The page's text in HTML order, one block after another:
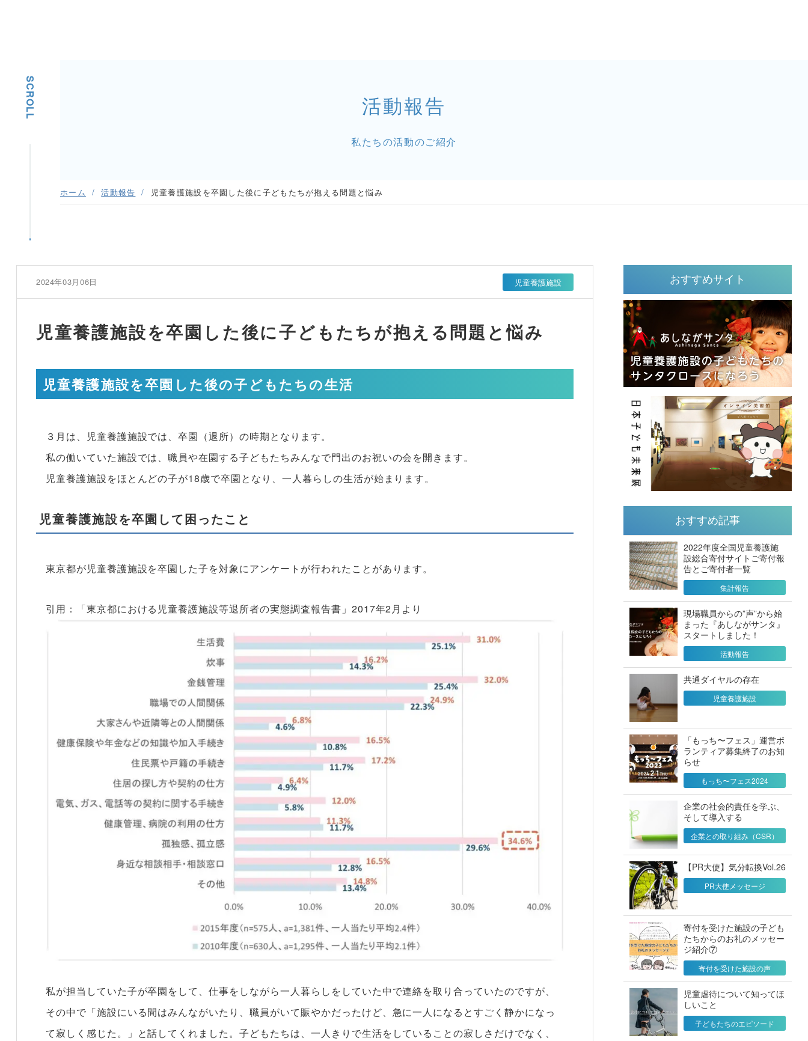
SCROLL 活動報告
私たちの活動のご紹介
ホーム 活動報告 児童養護施設を卒園した後に子どもたちが抱える問題と悩み
2024年03月06日 児童養護施設
児童養護施設を卒園した後に子どもたちが抱える問題と悩み
児童養護施設を卒園した後の子どもたちの生活
３月は、児童養護施設では、卒園（退所）の時期となります。
私の働いていた施設では、職員や在園する子どもたちみんなで門出のお祝いの会を開きます。
児童養護施設をほとんどの子が18歳で卒園となり、一人暮らしの生活が始まります。
児童養護施設を卒園して困ったこと
東京都が児童養護施設を卒園した子を対象にアンケートが行われたことがあります。
引用：「東京都における児童養護施設等退所者の実態調査報告書」2017年2月より
私が担当していた子が卒園をして、仕事をしながら一人暮らしをしていた中で連絡を取り合っていたのですが、
その中で「施設にいる間はみんながいたり、職員がいて賑やかだったけど、急に一人になるとすごく静かになっ
て寂しく感じた。」と話してくれました。子どもたちは、一人きりで生活をしていることの寂しさだけでなく、
おすすめサイト
おすすめ記事
2022年度全国児童養護施
設総合寄付サイトご寄付報
告とご寄付者一覧
集計報告
現場職員からの”声”から始
まった『あしながサンタ』
スタートしました！
活動報告
共通ダイヤルの存在
児童養護施設
「もっち〜フェス」運営ボ
ランティア募集終了のお知
らせ
もっち〜フェス2024
企業の社会的責任を学ぶ、
そして導入する
企業との取り組み（CSR）
【PR大使】気分転換Vol.26
PR大使メッセージ
寄付を受けた施設の子ども
たちからのお礼のメッセー
ジ紹介⑦
寄付を受けた施設の声
児童虐待について知ってほ
しいこと
子どもたちのエピソード